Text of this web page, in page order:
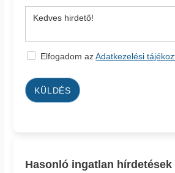
Elfogadom azAdatkezelési
KÜLDÉS
Hasonló ingatlan hírdetések